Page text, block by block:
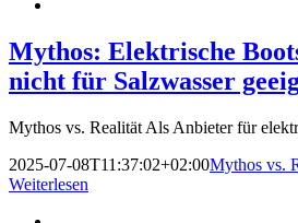
Mythos: Elektrische
nicht für Salzwasser
Mythos vs. Realität Als Anbieter für
2025-07-08T11:37:02+02:00Mythos vs.
Weiterlesen